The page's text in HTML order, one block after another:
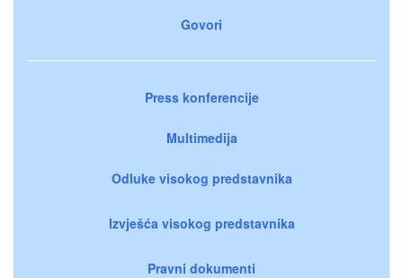
Govori
Press konferencije
Multimedija
Odluke visokog predstavnika
Izvješća visokog predstavnika
Pravni dokumenti